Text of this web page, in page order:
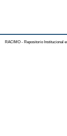
RACIMO - Repositorio Institucional